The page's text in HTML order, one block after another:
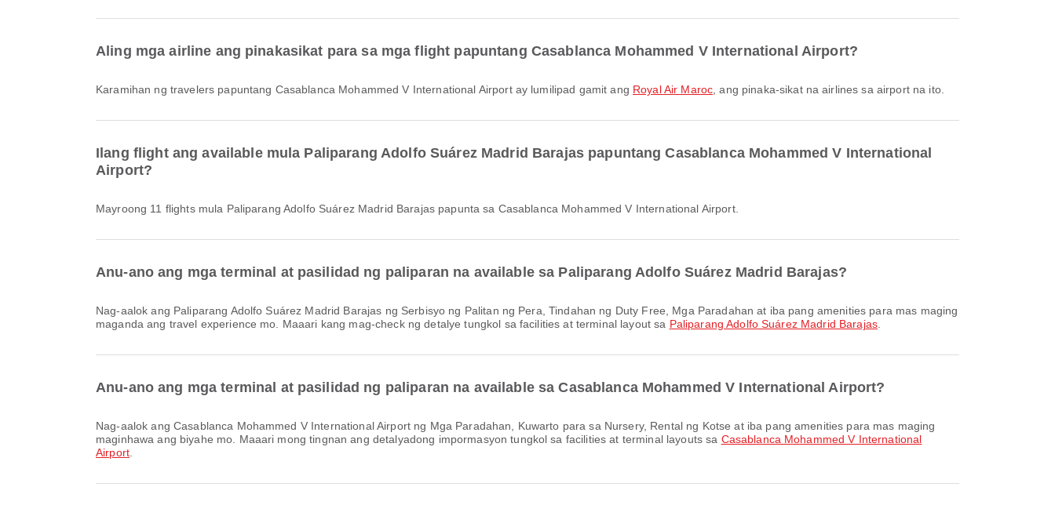
Aling mga airline ang pinakasikat para sa mga flight papuntang Casablanca Mohammed V International Airport?
Karamihan ng travelers papuntang Casablanca Mohammed V International Airport ay lumilipad gamit ang Royal Air Maroc , ang pinaka-sikat na airlines sa airport na ito.
Ilang flight ang available mula Paliparang Adolfo Suárez Madrid Barajas papuntang Casablanca Mohammed V International
Airport?
Mayroong 11 flights mula Paliparang Adolfo Suárez Madrid Barajas papunta sa Casablanca Mohammed V International Airport.
Anu-ano ang mga terminal at pasilidad ng paliparan na available sa Paliparang Adolfo Suárez Madrid Barajas?
Nag-aalok ang Paliparang Adolfo Suárez Madrid Barajas ng Serbisyo ng Palitan ng Pera, Tindahan ng Duty Free, Mga Paradahan at iba pang amenities para mas maging
maganda ang travel experience mo. Maaari kang mag-check ng detalye tungkol sa facilities at terminal layout sa Paliparang Adolfo Suárez Madrid Barajas
Anu-ano ang mga terminal at pasilidad ng paliparan na available sa Casablanca Mohammed V International Airport?
Nag-aalok ang Casablanca Mohammed V International Airport ng Mga Paradahan, Kuwarto para sa Nursery, Rental ng Kotse at iba pang amenities para mas maging
maginhawa ang biyahe mo. Maaari mong tingnan ang detalyadong impormasyon tungkol sa facilities at terminal layouts sa Casablanca Mohammed V International
Airport.